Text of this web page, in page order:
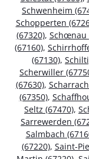
Schwenheim
Schopperten
(67320), Schœnau
(67160),
(67130),
Scherwiller
(67630),
(67350),
Seltz (67470),
Sarrewerden
Salmbach
(67220), Saint-